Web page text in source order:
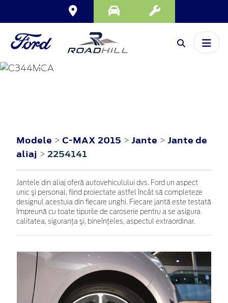
C-MAX
Modele > C-MAX 2015 > Jante > Jante de
aliaj > 2254141
Jantele din aliaj oferă autovehiculului dvs. Ford un aspect
unic şi personal, fiind proiectate astfel încât să completeze
designul acestuia din fiecare unghi. Fiecare jantă este testată
împreună cu toate tipurile de caroserie pentru a se asigura
calitatea, siguranţa şi, bineînţeles, aspectul extraordinar.